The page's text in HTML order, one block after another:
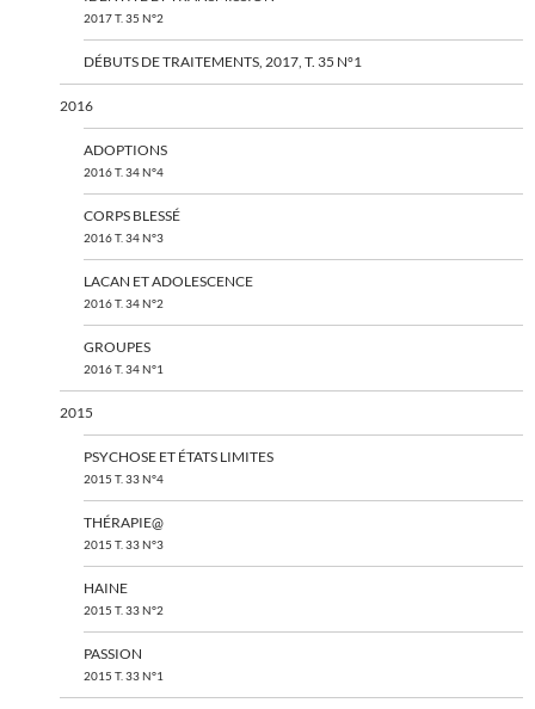
2017 T. 35 N°2
DÉBUTS DE TRAITEMENTS, 2017, T. 35 N°1
2016
ADOPTIONS
2016 T. 34 N°4
CORPS BLESSÉ
2016 T. 34 N°3
LACAN ET ADOLESCENCE
2016 T. 34 N°2
GROUPES
2016 T. 34 N°1
2015
PSYCHOSE ET ÉTATS LIMITES
2015 T. 33 N°4
THÉRAPIE@
2015 T. 33 N°3
HAINE
2015 T. 33 N°2
PASSION
2015 T. 33 N°1